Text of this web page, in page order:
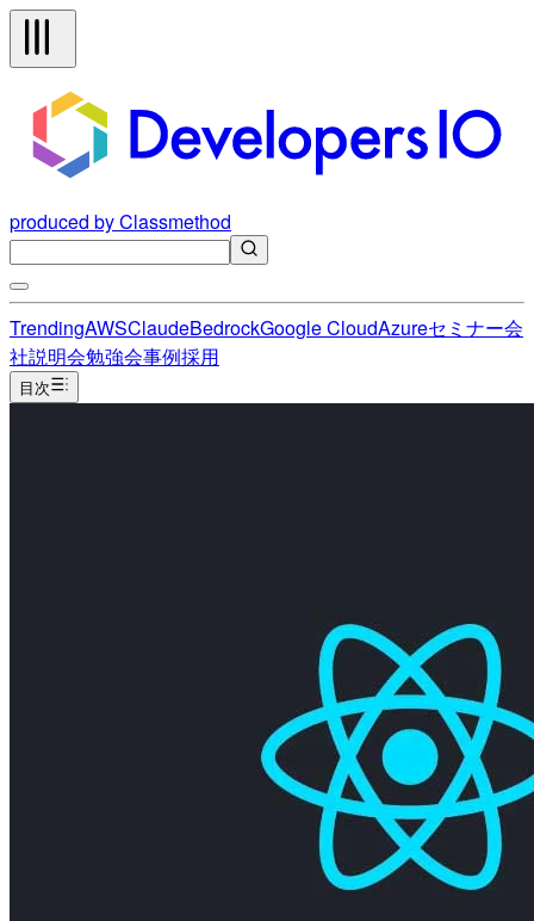
produced by Classmethod
TrendingAWSClaudeBedrockGoogle CloudAzureセミナー会
社説明会勉強会事例採用
目次